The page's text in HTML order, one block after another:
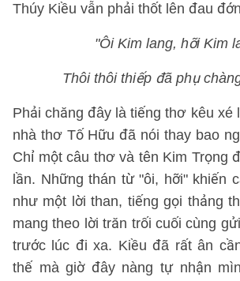
Thúy Kiều vẫn phải thốt lên đau
"Ôi Kim lang, hỡi Kim
Thôi thôi thiếp đã phụ
Phải chăng đây là tiếng thơ kêu xé
nhà thơ Tố Hữu đã nói thay bao
Chỉ một câu thơ và tên Kim Trọng
lần. Những thán từ "ôi, hỡi" khiến
như một lời than, tiếng gọi thảng
mang theo lời trăn trối cuối cùng
trước lúc đi xa. Kiều đã rất ân
thế mà giờ đây nàng tự nhận